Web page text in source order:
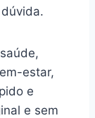
estar,
e
e sem